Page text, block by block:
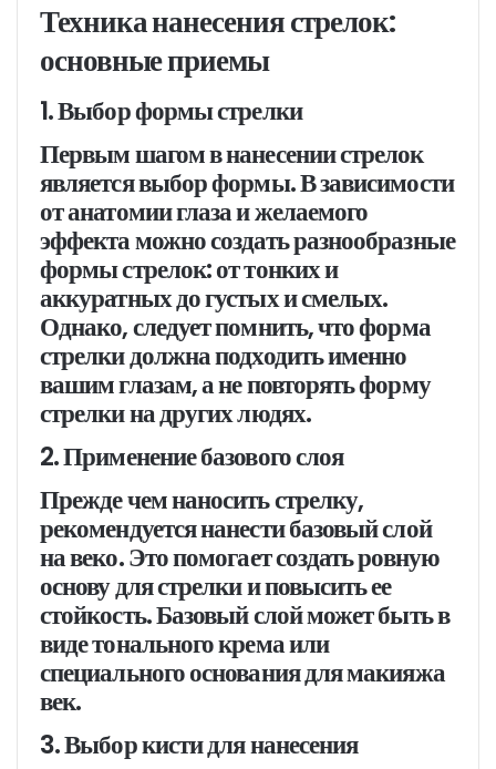
Техника нанесения стрелок:
основные приемы
1. Выбор формы стрелки
Первым шагом в нанесении стрелок
является выбор формы. В зависимости
от анатомии глаза и желаемого
эффекта можно создать разнообразные
формы стрелок: от тонких и
аккуратных до густых и смелых.
Однако, следует помнить, что форма
стрелки должна подходить именно
вашим глазам, а не повторять форму
стрелки на других людях.
2. Применение базового слоя
Прежде чем наносить стрелку,
рекомендуется нанести базовый слой
на веко. Это помогает создать ровную
основу для стрелки и повысить ее
стойкость. Базовый слой может быть в
виде тонального крема или
специального основания для макияжа
век.
3. Выбор кисти для нанесения